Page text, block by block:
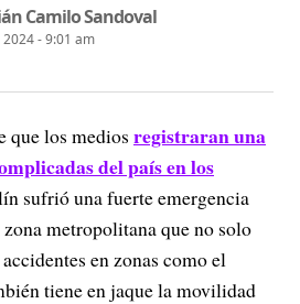
Camilo Sandoval
2024 - 9:01 am
que los medios registraran una
del país en los
sufrió una fuerte emergencia
metropolitana que no solo
en zonas como el
tiene en jaque la movilidad